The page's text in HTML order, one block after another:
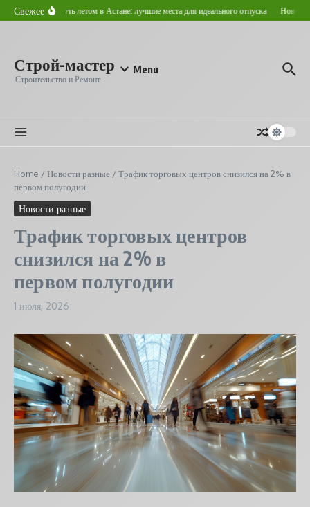
Перейти к содержанию
Свежее
Где отдохнуть летом в Астане: лучшие места для идеального отпуска
Строй-мастер
Строительство и Ремонт
Menu
Home /Новости разные /Трафик торговых центров снизился на 2% в
первом полугодии
Новости разные
Трафик торговых центров
снизился на 2% в
первом полугодии
1 июля, 2026